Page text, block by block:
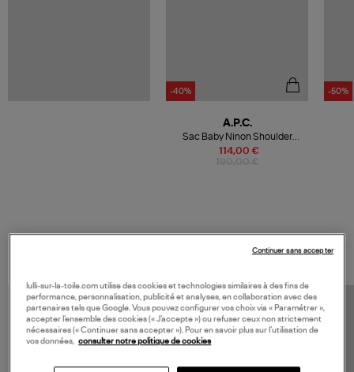
-40%
114,00 €
A.P.C.
Sac Baby Ninon Shoulder
Aubergine
-50%
VOS DERNIERS PRODUITS VUS
lulli-sur-la-toile.com utilise des cookies et technologies similaires à des fins de
performance, personnalisation, publicité et analyses, en collaboration avec des
partenaires tels que Google. Vous pouvez configurer vos choix via « Paramétrer »,
accepter l’ensemble des cookies (« J’accepte ») ou refuser ceux non strictement
nécessaires (« Continuer sans accepter »). Pour en savoir plus sur l’utilisation de
vos données, consulter notre politique de cookies
Continuer sans accepter